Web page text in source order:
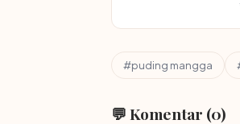
#puding mangga
💬 Komentar (0)